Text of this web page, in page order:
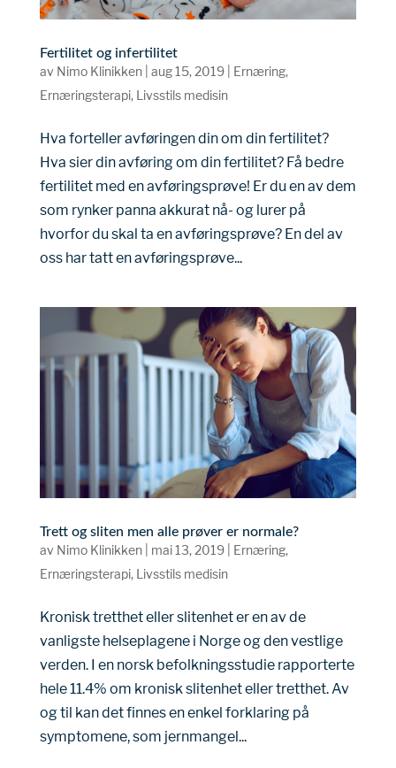
Fertilitet og infertilitet
av Nimo Klinikken| aug 15, 2019| Ernæring,
Ernæringsterapi, Livsstils medisin
Hva forteller avføringen din om din fertilitet?
Hva sier din avføring om din fertilitet? Få bedre
fertilitet med en avføringsprøve! Er du en av dem
som rynker panna akkurat nå- og lurer på
hvorfor du skal ta en avføringsprøve? En del av
oss har tatt en avføringsprøve...
Trett og sliten men alle prøver er normale?
av Nimo Klinikken| mai 13, 2019| Ernæring,
Ernæringsterapi, Livsstils medisin
Kronisk tretthet eller slitenhet er en av de
vanligste helseplagene i Norge og den vestlige
verden. I en norsk befolkningsstudie rapporterte
hele 11.4% om kronisk slitenhet eller tretthet. Av
og til kan det finnes en enkel forklaring på
symptomene, som jernmangel...